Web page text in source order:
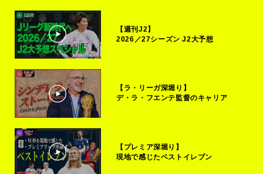
【週刊J2】
2026／27シーズン J2大予想
【ラ・リーガ深堀り】
デ・ラ・フエンテ監督のキャリア
【プレミア深堀り】
現地で感じたベストイレブン